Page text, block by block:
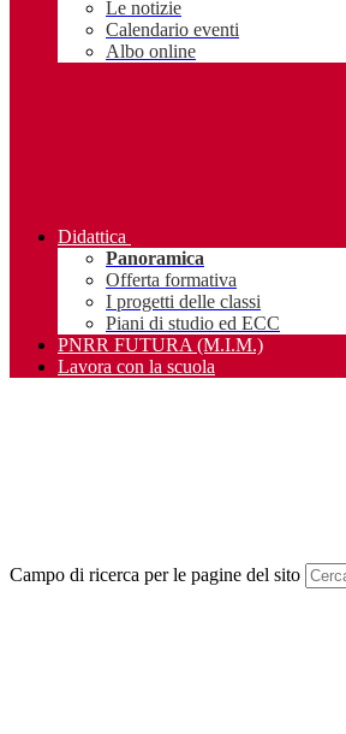
Le notizie
Calendario eventi
Albo online
Didattica
Panoramica
Offerta formativa
I progetti delle classi
Piani di studio ed ECC
PNRR FUTURA (M.I.M.)
Lavora con la scuola
Campo di ricerca per le pagine del sito